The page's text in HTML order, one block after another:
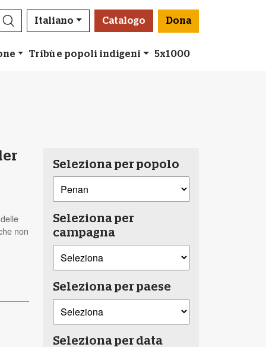
Italiano Catalogo Dona
Tribù e popoli indigeni 5x1000
non
Seleziona per popolo
Seleziona per
campagna
Seleziona per paese
Seleziona per data